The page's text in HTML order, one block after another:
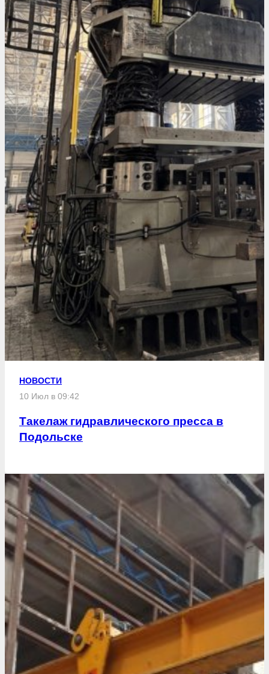
НОВОСТИ
10 Июл в 09:42
Такелаж гидравлического пресса в
Подольске